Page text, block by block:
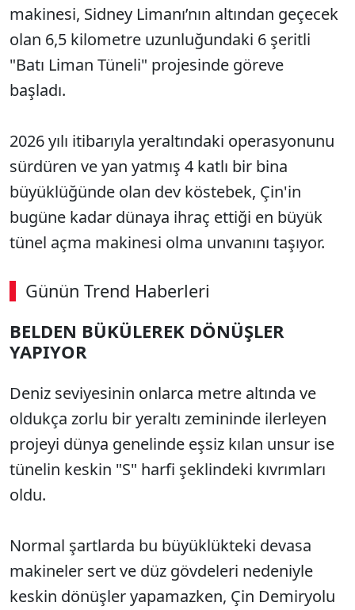
makinesi, Sidney Limanı’nın altından geçecek
olan 6,5 kilometre uzunluğundaki 6 şeritli
"Batı Liman Tüneli" projesinde göreve
başladı.
2026 yılı itibarıyla yeraltındaki operasyonunu
sürdüren ve yan yatmış 4 katlı bir bina
büyüklüğünde olan dev köstebek, Çin'in
bugüne kadar dünaya ihraç ettiği en büyük
tünel açma makinesi olma unvanını taşıyor.
Günün Trend Haberleri
00:02 / 08:43
BELDEN BÜKÜLEREK DÖNÜŞLER
YAPIYOR
Deniz seviyesinin onlarca metre altında ve
oldukça zorlu bir yeraltı zemininde ilerleyen
projeyi dünya genelinde eşsiz kılan unsur ise
tünelin keskin "S" harfi şeklindeki kıvrımları
oldu.
Normal şartlarda bu büyüklükteki devasa
makineler sert ve düz gövdeleri nedeniyle
keskin dönüşler yapamazken, Çin Demiryolu